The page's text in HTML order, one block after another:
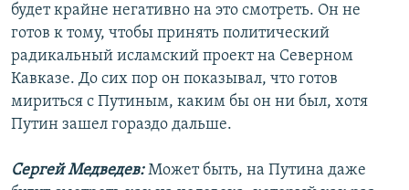
будет крайне негативно на это смотреть. Он не
готов к тому, чтобы принять политический
радикальный исламский проект на Северном
Кавказе. До сих пор он показывал, что готов
мириться с Путиным, каким бы он ни был, хотя
Путин зашел гораздо дальше.
Сергей Медведев:Может быть, на Путина даже